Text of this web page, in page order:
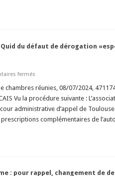
un
Quid du défaut de dérogation
ferméssur
–
:
Quid
du
défaut
autorisée
chambres réunies, 08/07/2024,
Vu la procédure suivante :
administrative d’appel de Toulouse
complémentaires de
: pour rappel, changement de